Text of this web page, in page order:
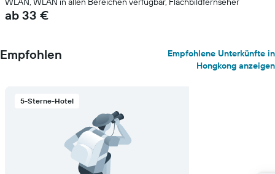
ab 33 €
Empfohlen
Empfohlene Unterkünfte in
Hongkong anzeigen
5-Sterne-Hotel